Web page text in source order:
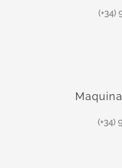
(+34)
(+34)